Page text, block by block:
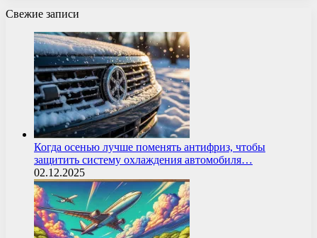
Свежие записи
Когда осенью лучше поменять антифриз, чтобы
защитить систему охлаждения автомобиля…
02.12.2025